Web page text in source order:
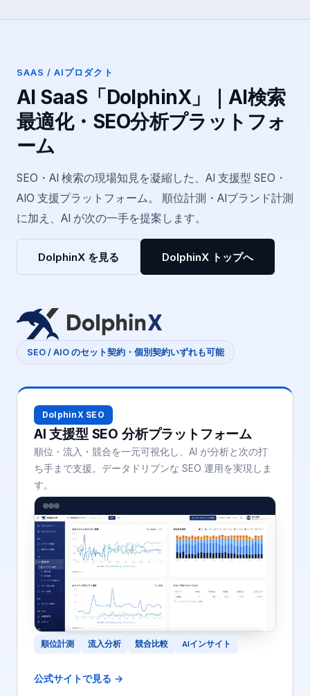
SAAS / AIプロダクト
AI SaaS「DolphinX」｜AI検索
最適化・SEO分析プラットフォ
ーム
SEO・AI 検索の現場知見を凝縮した、AI 支援型 SEO・
AIO 支援プラットフォーム。 順位計測・AIブランド計測
に加え、AI が次の一手を提案します。
DolphinX を見る DolphinX トップへ
SEO / AIO のセット契約・個別契約いずれも可能
DolphinX SEO
AI 支援型 SEO 分析プラットフォーム
順位・流入・競合を一元可視化し、AI が分析と次の打
ち手まで支援。データドリブンな SEO 運用を実現しま
す。
順位計測 流入分析 競合比較 AIインサイト
公式サイトで見る →